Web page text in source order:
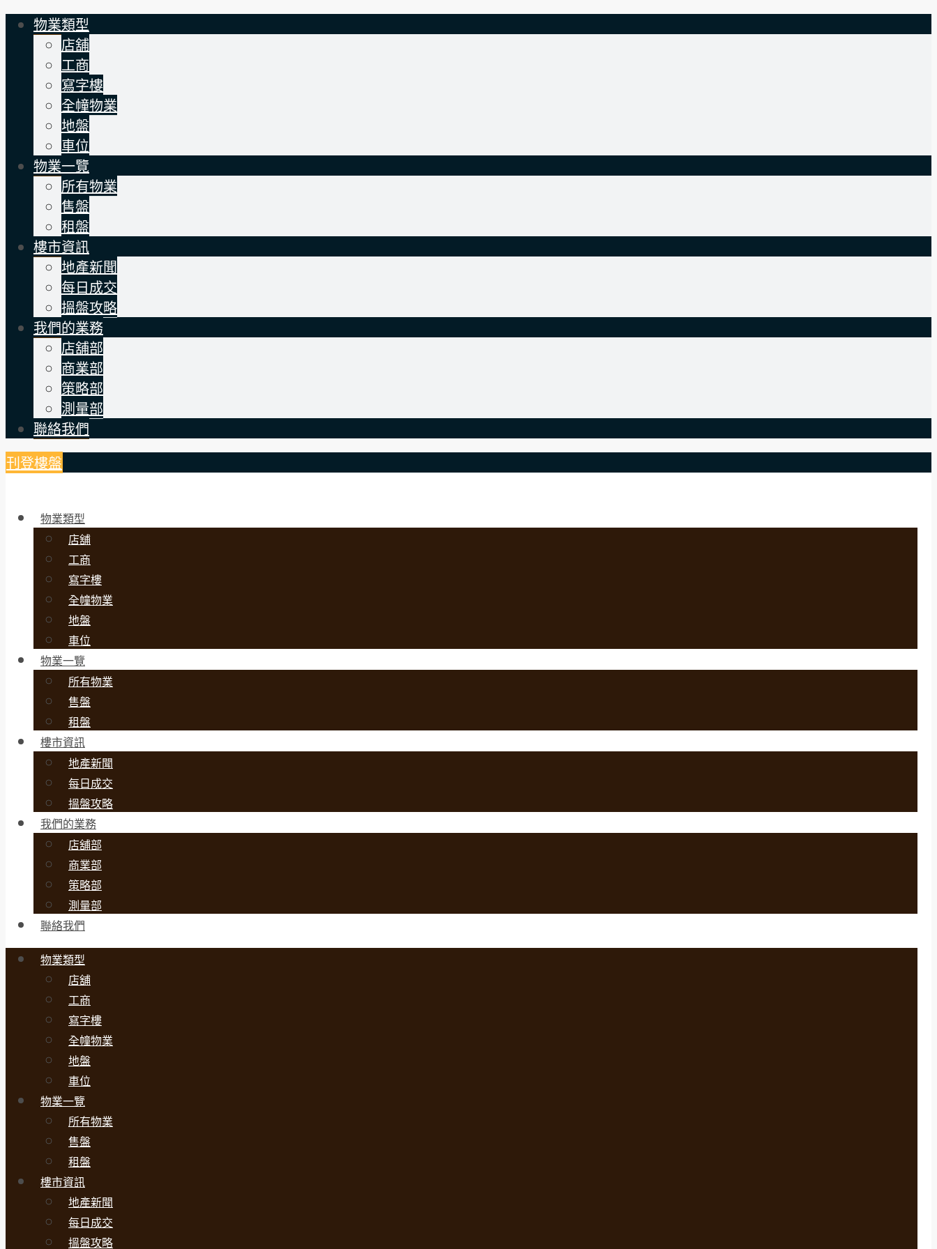
物業類型
店舖
工商
寫字樓
全幢物業
地盤
車位
物業一覽
所有物業
售盤
租盤
樓市資訊
地產新聞
每日成交
搵盤攻略
我們的業務
店舖部
商業部
策略部
測量部
聯絡我們
刊登樓盤
物業類型
店舖
工商
寫字樓
全幢物業
地盤
車位
物業一覽
所有物業
售盤
租盤
樓市資訊
地產新聞
每日成交
搵盤攻略
我們的業務
店舖部
商業部
策略部
測量部
聯絡我們
物業類型
店舖
工商
寫字樓
全幢物業
地盤
車位
物業一覽
所有物業
售盤
租盤
樓市資訊
地產新聞
每日成交
搵盤攻略